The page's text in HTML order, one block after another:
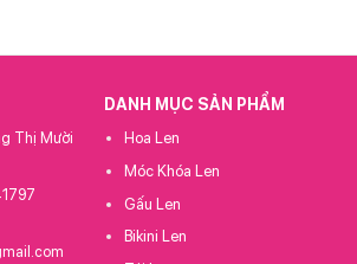
Thị Mười
DANH MỤC SẢN PHẨM
Hoa Len
Móc Khóa Len
Gấu Len
Bikini Len